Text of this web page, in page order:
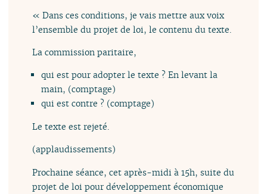
« Dans ces conditions, je vais mettre aux voix
l’ensemble du projet de loi, le contenu du texte.
La commission paritaire,
qui est pour adopter le texte ? En levant la
main, (comptage)
qui est contre ? (comptage)
Le texte est rejeté.
(applaudissements)
Prochaine séance, cet après-midi à 15h, suite du
projet de loi pour développement économique